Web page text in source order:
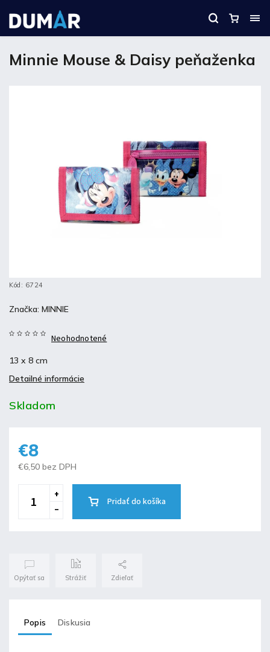
Minnie Mouse & Daisy peňaženka
Kód: 6724
Neohodnotené
13 x 8 cm
Detailné informácie
Značka: MINNIE
Skladom
€8
€6,50 bez DPH
Pridať do košíka
Opýtať sa Strážiť Zdieľať
Popis Diskusia